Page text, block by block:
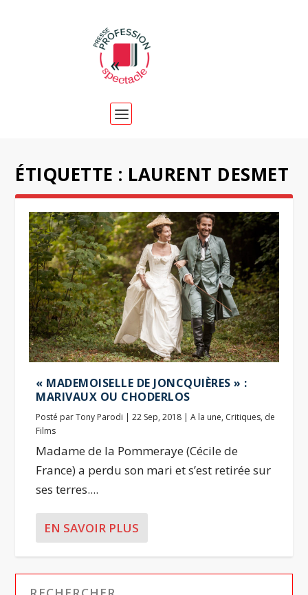
ÉTIQUETTE : LAURENT DESMET
« MADEMOISELLE DE JONCQUIÈRES » :
MARIVAUX OU CHODERLOS
Posté parTony Parodi |22 Sep, 2018 |A la une, Critiques, de
Films
Madame de la Pommeraye (Cécile de
France) a perdu son mari et s’est retirée sur
ses terres....
EN SAVOIR PLUS